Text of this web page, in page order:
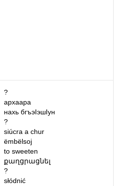
?
архаара
нахь бгъэIэшIун
?
siúcra a chur
ëmbëlsoj
to sweeten
քաղցրացնել
?
słódnić